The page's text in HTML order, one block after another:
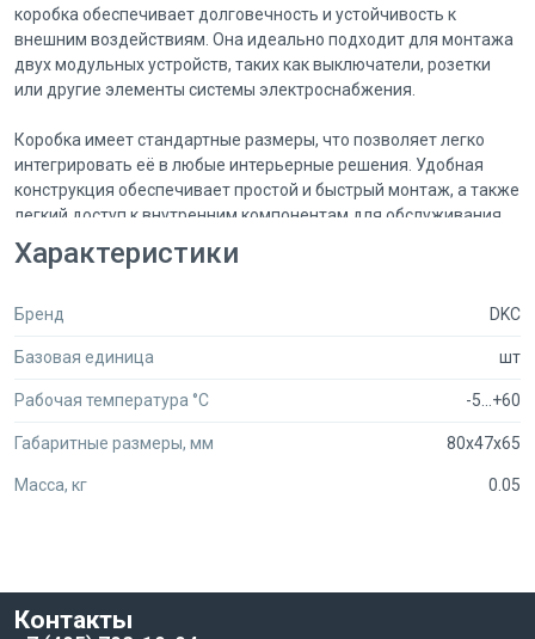
коробка обеспечивает долговечность и устойчивость к
внешним воздействиям. Она идеально подходит для монтажа
двух модульных устройств, таких как выключатели, розетки
или другие элементы системы электроснабжения.
Коробка имеет стандартные размеры, что позволяет легко
интегрировать её в любые интерьерные решения. Удобная
конструкция обеспечивает простой и быстрый монтаж, а также
легкий доступ к внутренним компонентам для обслуживания.
Специальные крепления и защелки гарантируют надежную
фиксацию модулей, что исключает возможность их
дизайном, который гармонично впишется в любой интерьер.
Она доступна в различных цветовых решениях, что позволяет
выбрать оптимальный вариант для вашего пространства.
Используйте монтажную коробку "VIVA" для создания
вашем доме или офисе.
Характеристики
Бренд DKC
Базовая единица шт
Рабочая температура °C -5...+60
Габаритные размеры, мм 80x47x65
Масса, кг 0.05
Контакты